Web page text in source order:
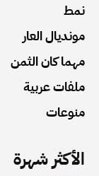
نمط
مونديال العار
مهما كان الثمن
ملفات عربية
منوعات
الأكثر شهرة